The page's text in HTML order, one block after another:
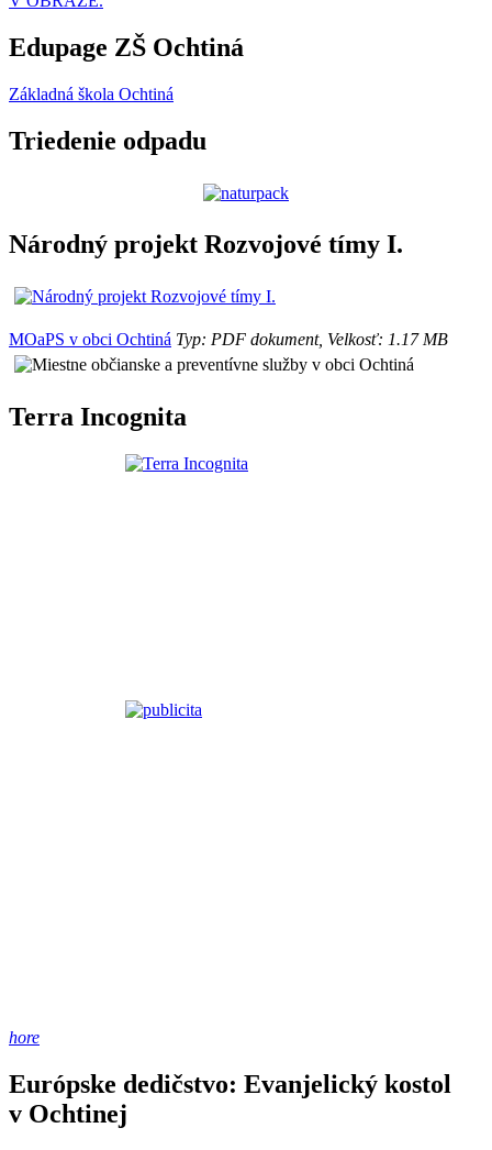
Edupage ZŠ Ochtiná
Základná škola Ochtiná
Triedenie odpadu
Národný projekt Rozvojové tímy I.
MOaPS v obci Ochtiná Typ: PDF dokument, Velkosť: 1.17 MB
Terra Incognita
hore
Európske dedičstvo: Evanjelický kostol
v Ochtinej